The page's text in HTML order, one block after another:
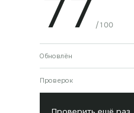
77 /100
Обновлён
Проверок